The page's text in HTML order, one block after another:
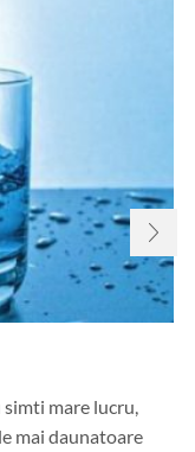
mare lucru,
mai daunatoare